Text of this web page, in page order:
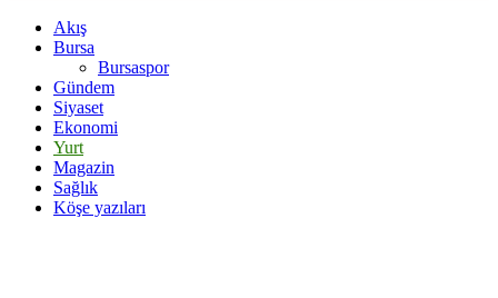
Akış
Bursa
Bursaspor
Gündem
Siyaset
Ekonomi
Yurt
Magazin
Sağlık
Köşe yazıları